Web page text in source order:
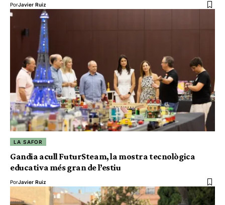
PorJavier Ruiz
LA SAFOR
Gandia acull FuturSteam, la mostra tecnològica
educativa més gran de l’estiu
PorJavier Ruiz